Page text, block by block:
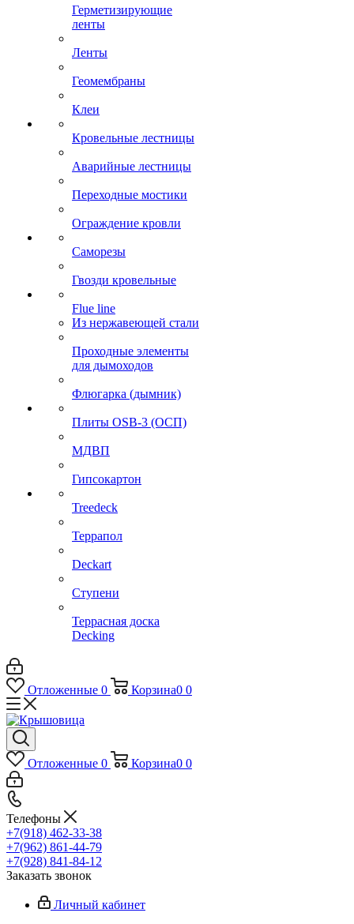
Герметизирующие
ленты
Ленты
Геомембраны
Клеи
Кровельные лестницы
Аварийные лестницы
Переходные мостики
Ограждение кровли
Саморезы
Гвозди кровельные
Flue line
Из нержавеющей стали
Проходные элементы
для дымоходов
Флюгарка (дымник)
Плиты OSB-3 (ОСП)
МДВП
Гипсокартон
Treedeck
Террапол
Deckart
Ступени
Террасная доска
Decking
Отложенные 0 Корзина0 0
Отложенные 0 Корзина0 0
Телефоны
+7(918) 462-33-38
+7(962) 861-44-79
+7(928) 841-84-12
Заказать звонок
Личный кабинет